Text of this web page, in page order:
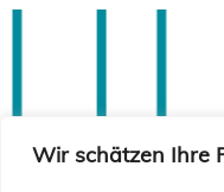
Wir schätzen Ihre